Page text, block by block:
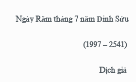
Ngày Rằm tháng 7 năm Đinh Sửu
(1997 – 2541)
Dịch giả